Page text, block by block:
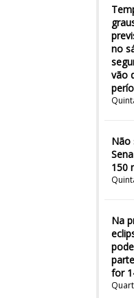
no
vão
Não
150
Na
for